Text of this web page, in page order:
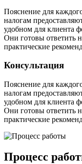
Пояснение для
налогам
удобном для клиента
Они готовы ответить
практические
Консультация
Пояснение для
налогам
удобном для клиента
Они готовы ответить
практические
Процесс